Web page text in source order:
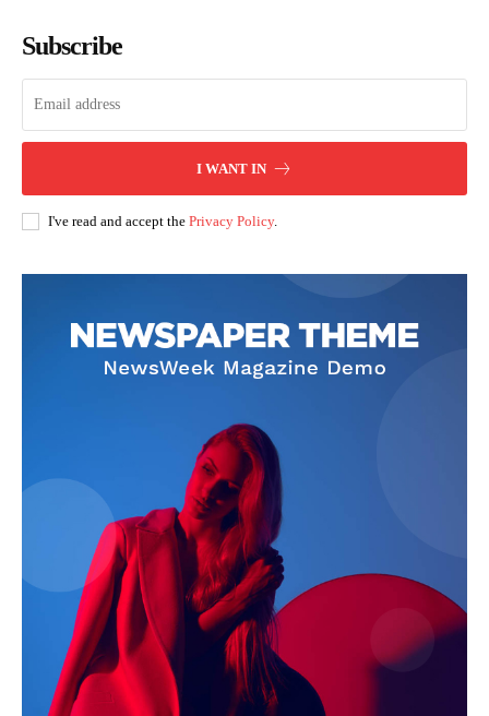
Subscribe
I WANT IN
I've read and accept the Privacy Policy.